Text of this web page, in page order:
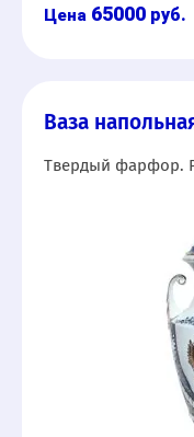
65000 руб.
Ваза
Твердый фарфор.